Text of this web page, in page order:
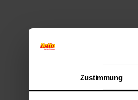
Zustimmung
Finde